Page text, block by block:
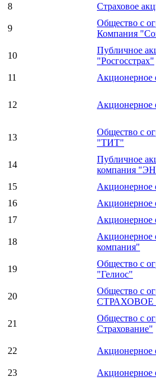
8
Страховое
9
Общество с
Компания
10
Публичное
"Росгосстрах"
11 Акционерное
12 Акционерное
13
Общество с
"ТИТ"
14
Публичное
компания
15 Акционерное
16
Акционерное
17
Акционерное
18
Акционерное
компания"
19
Общество с
"Гелиос"
20
Общество с
21
Общество с
Страхование"
22 Акционерное
23 Акционерное